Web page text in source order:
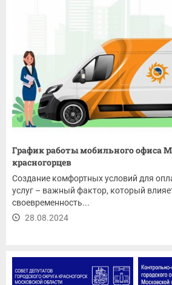
График работы мобильного офиса
красногорцев
Создание комфортных условий для
услуг – важный фактор, который
своевременность...
28.08.2024